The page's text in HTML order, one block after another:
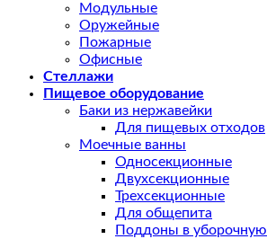
Модульные
Оружейные
Пожарные
Офисные
Стеллажи
Пищевое оборудование
Баки из нержавейки
Для пищевых отходов
Моечные ванны
Односекционные
Двухсекционные
Трехсекционные
Для общепита
Поддоны в уборочную